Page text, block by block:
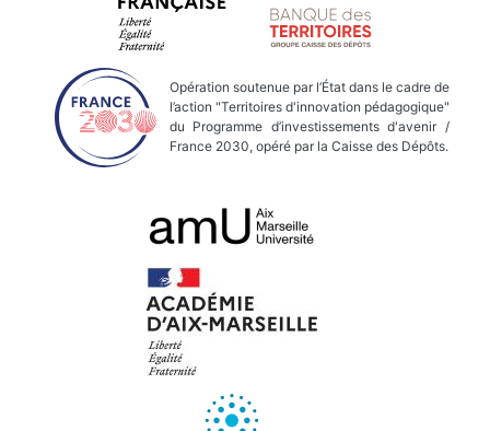
Opération soutenue par l’État dans le cadre de
l’action "Territoires d'innovation pédagogique"
du Programme d’investissements d'avenir /
France 2030, opéré par la Caisse des Dépôts.